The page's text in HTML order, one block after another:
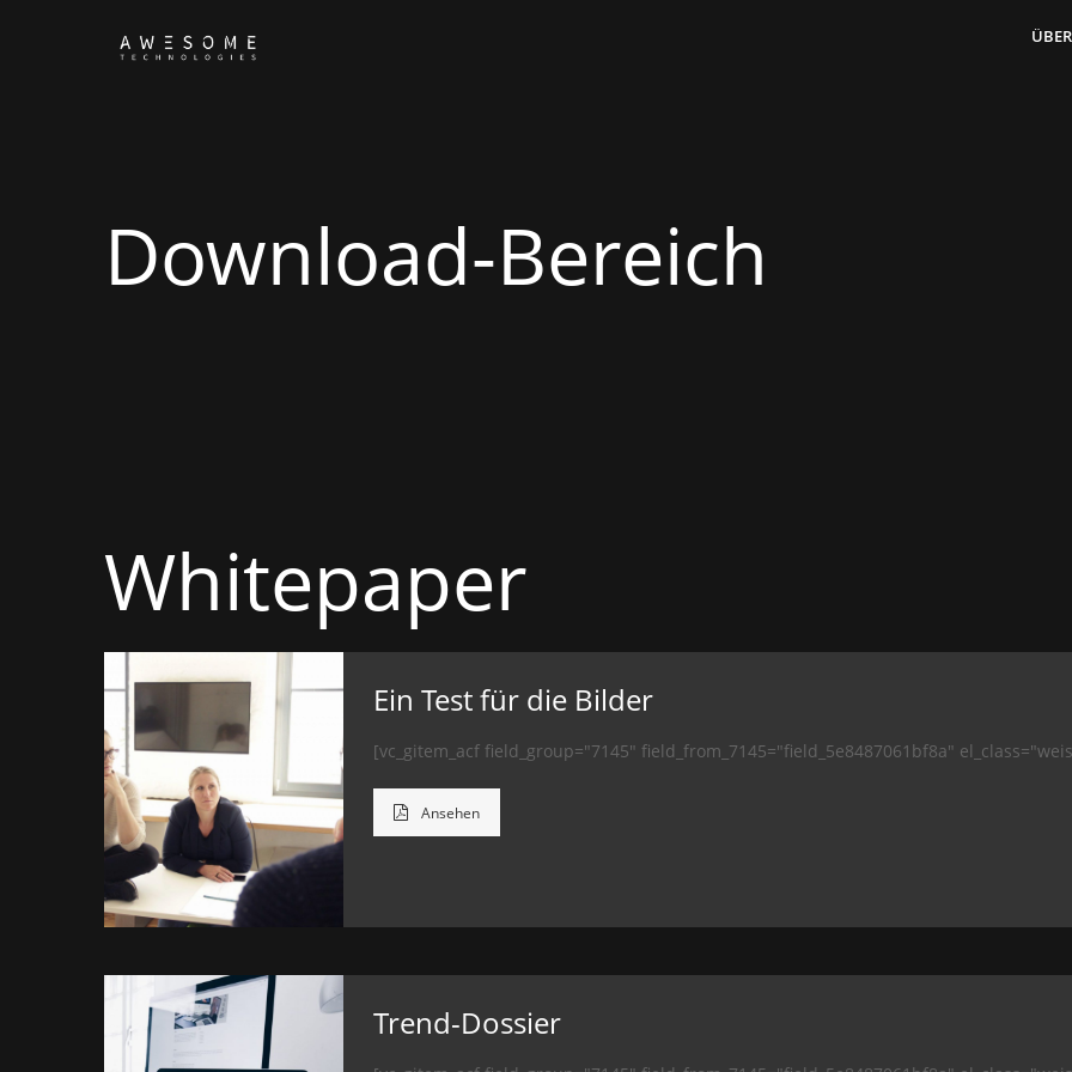
Download-Bereich
Whitepaper
Ein Test für die Bilder
[vc_gitem_acf field_group="7145" field_from_7145="field_5e8487061bf8a"
Ansehen
Trend-Dossier